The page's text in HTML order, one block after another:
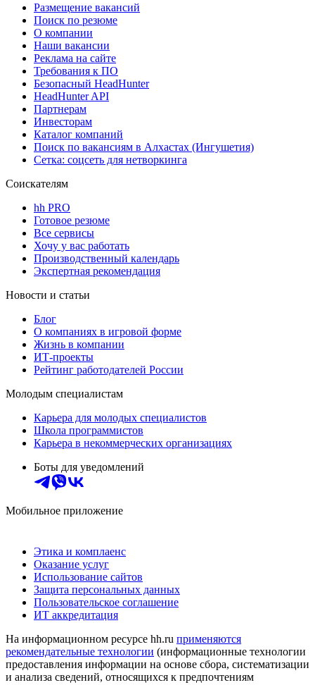
Размещение вакансий
Поиск по резюме
О компании
Наши вакансии
Реклама на сайте
Требования к ПО
Безопасный HeadHunter
HeadHunter API
Партнерам
Инвесторам
Каталог компаний
Поиск по вакансиям в Алхастах (Ингушетия)
Сетка: соцсеть для нетворкинга
Соискателям
hh PRO
Готовое резюме
Все сервисы
Хочу у вас работать
Производственный календарь
Экспертная рекомендация
Новости и статьи
Блог
О компаниях в игровой форме
Жизнь в компании
ИТ-проекты
Рейтинг работодателей России
Молодым специалистам
Карьера для молодых специалистов
Школа программистов
Карьера в некоммерческих организациях
Боты для уведомлений
Мобильное приложение
Этика и комплаенс
Оказание услуг
Использование сайтов
Защита персональных данных
Пользовательское соглашение
ИТ аккредитация
На информационном ресурсе hh.ru применяются
рекомендательные технологии (информационные технологии
предоставления информации на основе сбора, систематизации
и анализа сведений, относящихся к предпочтениям